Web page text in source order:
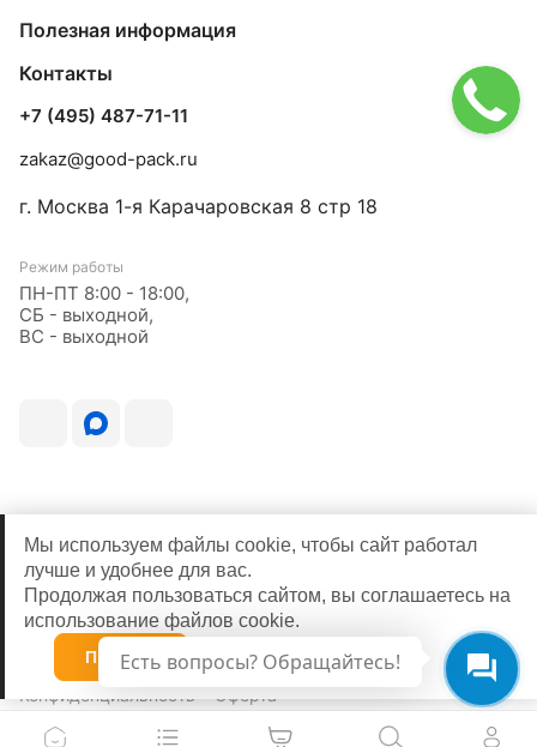
Полезная информация
Контакты
+7 (495) 487-71-11
zakaz@good-pack.ru
г. Москва 1-я Карачаровская 8 стр 18
Режим работы
ПН-ПТ 8:00 - 18:00,
СБ - выходной,
ВС - выходной
© 2026
Конфиденциальность Оферта
Есть вопросы? Обращайтесь!
Мы используем файлы cookie, чтобы сайт работал
лучше и удобнее для вас.
Продолжая пользоваться сайтом, вы соглашаетесь на
использование файлов cookie.
Принять